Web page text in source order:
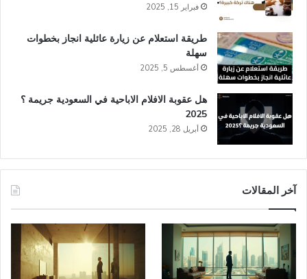
فبراير 15, 2025
طريقة استعلام عن زيارة عائلية انجاز​ بخطوات
سهلة
أغسطس 5, 2025
هل عقوبة الافلام الاباحية في السعودية​ جريمة ؟
2025
أبريل 28, 2025
آخر المقالات